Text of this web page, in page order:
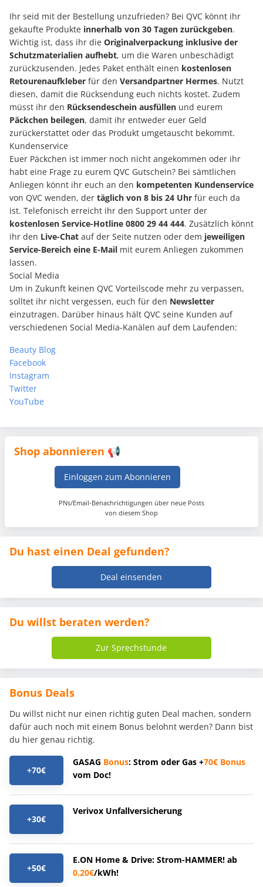
Ihr seid mit der Bestellung unzufrieden? Bei QVC könnt ihr
gekaufte Produkte innerhalb von 30 Tagen zurückgeben.
Wichtig ist, dass ihr die Originalverpackung inklusive der
Schutzmaterialien aufhebt, um die Waren unbeschädigt
zurückzusenden. Jedes Paket enthält einen kostenlosen
Retourenaufkleber für den Versandpartner Hermes. Nutzt
diesen, damit die Rücksendung euch nichts kostet. Zudem
müsst ihr den Rücksendeschein ausfüllen und eurem
Päckchen beilegen, damit ihr entweder euer Geld
zurückerstattet oder das Produkt umgetauscht bekommt.
Kundenservice
Euer Päckchen ist immer noch nicht angekommen oder ihr
habt eine Frage zu eurem QVC Gutschein? Bei sämtlichen
Anliegen könnt ihr euch an den kompetenten Kundenservice
von QVC wenden, der täglich von 8 bis 24 Uhr für euch da
ist. Telefonisch erreicht ihr den Support unter der
kostenlosen Service-Hotline 0800 29 44 444. Zusätzlich könnt
ihr den Live-Chat auf der Seite nutzen oder dem jeweiligen
Service-Bereich eine E-Mail mit eurem Anliegen zukommen
lassen.
Social Media
Um in Zukunft keinen QVC Vorteilscode mehr zu verpassen,
solltet ihr nicht vergessen, euch für den Newsletter
einzutragen. Darüber hinaus hält QVC seine Kunden auf
verschiedenen Social Media-Kanälen auf dem Laufenden:
Beauty Blog
Facebook
Instagram
Twitter
YouTube
Shop abonnieren 📢
Einloggen zum Abonnieren
PNs/Email-Benachrichtigungen über neue Posts
von diesem Shop
Du hast einen Deal gefunden?
Deal einsenden
Du willst beraten werden?
Zur Sprechstunde
Bonus Deals
Du willst nicht nur einen richtig guten Deal machen, sondern
dafür auch noch mit einem Bonus belohnt werden? Dann bist
du hier genau richtig.
+70€
GASAG Bonus: Strom oder Gas +70€ Bonus
vom Doc!
+30€
Verivox Unfallversicherung
+50€
E.ON Home & Drive: Strom-HAMMER! ab
0,20€/kWh!